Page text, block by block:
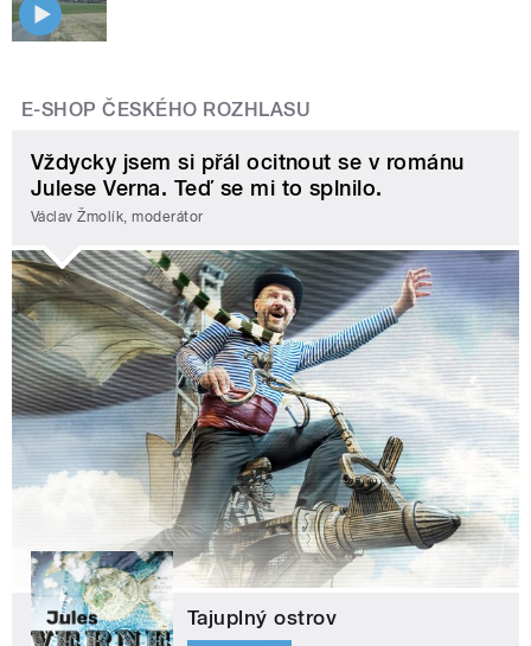
E-SHOP ČESKÉHO ROZHLASU
Vždycky jsem si přál ocitnout se v románu
Julese Verna. Teď se mi to splnilo.
Václav Žmolík, moderátor
Tajuplný ostrov